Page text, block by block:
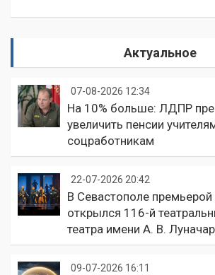
Актуальное
07-08-2026 12:34
На 10% больше: ЛДПР
увеличить пенсии
соцработникам
22-07-2026 20:42
В Севастополе премьерой
открылся 116-й
театра имени А. В.
09-07-2026 16:11